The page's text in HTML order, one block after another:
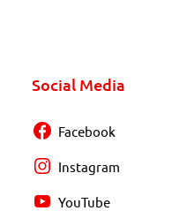
Social Media
Facebook
Instagram
YouTube